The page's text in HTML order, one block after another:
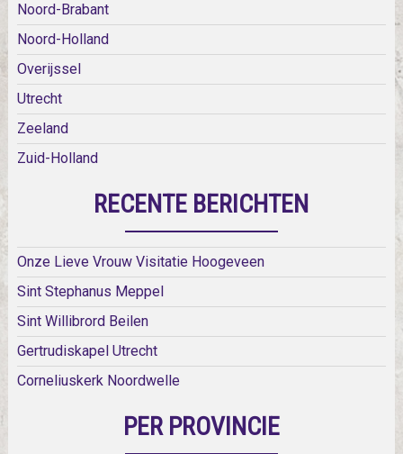
Noord-Brabant
Noord-Holland
Overijssel
Utrecht
Zeeland
Zuid-Holland
RECENTE BERICHTEN
Onze Lieve Vrouw Visitatie Hoogeveen
Sint Stephanus Meppel
Sint Willibrord Beilen
Gertrudiskapel Utrecht
Corneliuskerk Noordwelle
PER PROVINCIE